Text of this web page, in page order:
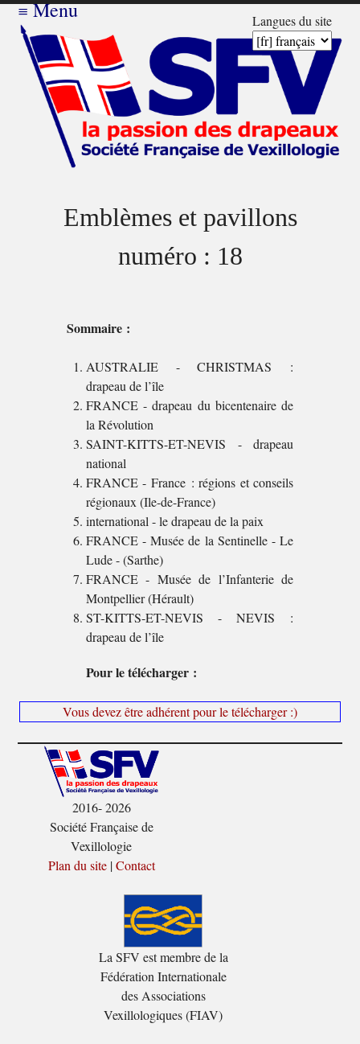
Langues du site
≡Menu
Emblèmes et pavillons
numéro : 18
Sommaire :
AUSTRALIE - CHRISTMAS :
drapeau de l’île
FRANCE - drapeau du bicentenaire de
la Révolution
SAINT-KITTS-ET-NEVIS - drapeau
national
FRANCE - France : régions et conseils
régionaux (Ile-de-France)
international - le drapeau de la paix
FRANCE - Musée de la Sentinelle - Le
Lude - (Sarthe)
FRANCE - Musée de l’Infanterie de
Montpellier (Hérault)
ST-KITTS-ET-NEVIS - NEVIS :
drapeau de l’île
Pour le télécharger :
Vous devez être adhérent pour le télécharger :)
2016- 2026
Société Française de
Vexillologie
Plan du site|Contact
La SFV est membre de la
Fédération Internationale
des Associations
Vexillologiques (FIAV)